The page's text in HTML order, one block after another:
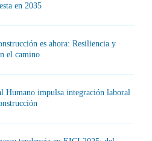
en 2035
es ahora: Resiliencia y
el camino
Humano impulsa integración laboral